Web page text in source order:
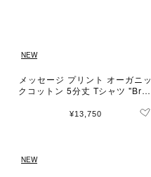
NEW
メッセージ プリント オーガニッ
クコットン 5分丈 Tシャツ "Bran
¥13,750
NEW